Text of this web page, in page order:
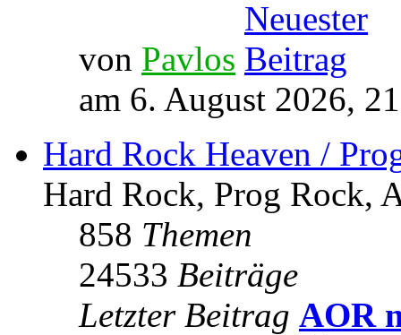
von Pavlos
am 6. August 2026,
Hard Rock Heaven /
Hard Rock, Prog Rock,
858 Themen
24533 Beiträge
Letzter Beitrag AOR